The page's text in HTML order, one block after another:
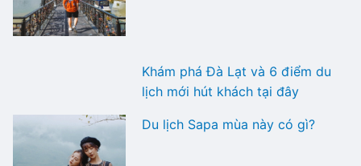
Khám phá Đà Lạt và 6 điểm du
lịch mới hút khách tại đây
Du lịch Sapa mùa này có gì?